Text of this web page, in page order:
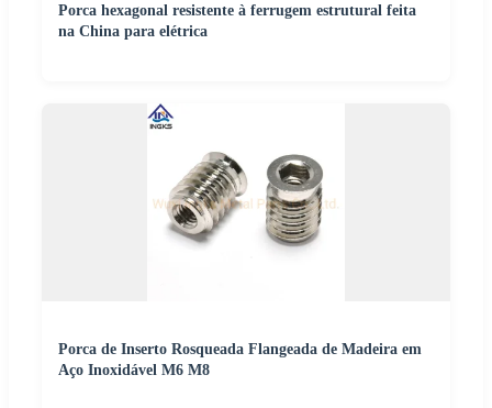
Porca hexagonal resistente à ferrugem estrutural feita
na China para elétrica
Porca de Inserto Rosqueada Flangeada de Madeira em
Aço Inoxidável M6 M8